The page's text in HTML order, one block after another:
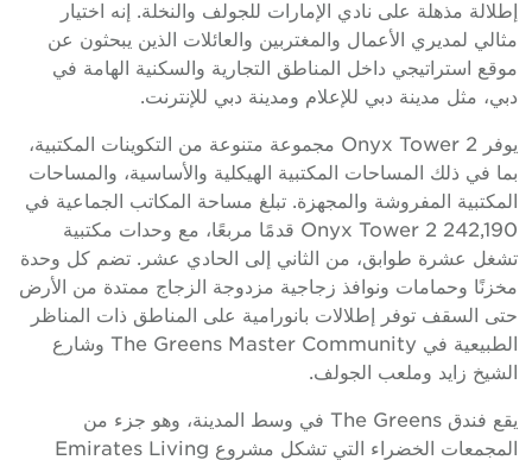
إطلالة مذهلة على نادي الإمارات للجولف والنخلة. إنه اختيار
مثالي لمديري الأعمال والمغتربين والعائلات الذين يبحثون عن
موقع استراتيجي داخل المناطق التجارية والسكنية الهامة في
دبي، مثل مدينة دبي للإعلام ومدينة دبي للإنترنت.
يوفر Onyx Tower 2 مجموعة متنوعة من التكوينات المكتبية،
بما في ذلك المساحات المكتبية الهيكلية والأساسية، والمساحات
المكتبية المفروشة والمجهزة. تبلغ مساحة المكاتب الجماعية في
Onyx Tower 2 242,190 قدمًا مربعًا، مع وحدات مكتبية
تشغل عشرة طوابق، من الثاني إلى الحادي عشر. تضم كل وحدة
مخزنًا وحمامات ونوافذ زجاجية مزدوجة الزجاج ممتدة من الأرض
حتى السقف توفر إطلالات بانورامية على المناطق ذات المناظر
الطبيعية في The Greens Master Community وشارع
الشيخ زايد وملعب الجولف.
يقع فندق The Greens في وسط المدينة، وهو جزء من
المجمعات الخضراء التي تشكل مشروع Emirates Living